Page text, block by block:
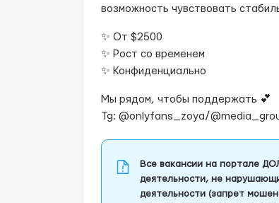
возможность чувствовать
✨ От $2500
✨ Рост со временем
✨ Конфиденциально
Мы рядом, чтобы поддержать 💕
Tg: @onlyfans_zoya/
Все вакансии на портале
деятельности, не
деятельности (запрет